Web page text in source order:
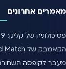
מאמרים אחרונים
פסיכולוגיה של קליק: 9 טכניקות מבוססות מדע לכתיבת…
הקאמבק של Broad Match: איך לרתום את העוצמה…
מעבר לקופסה